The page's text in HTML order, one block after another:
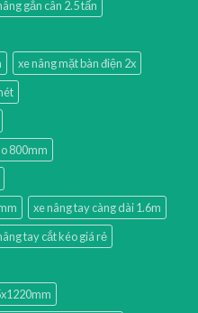
gắn cân 2.5 tấn
xe nâng mặt bàn điện 2x
800mm
xe nâng tay càng dài 1.6m
tay cắt kéo giá rẻ